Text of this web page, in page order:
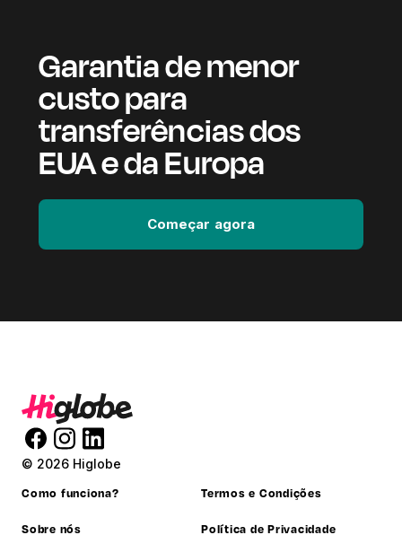
Garantia de menor
custo para
transferências dos
EUA e da Europa
Começar agora
© 2026 Higlobe
Como funciona?
Sobre nós
Termos e Condições
Política de Privacidade